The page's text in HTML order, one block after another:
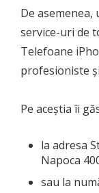
De
service-uri de
Telefoane
profesioniste
Pe aceștia îi
la adresa
Napoca
sau la